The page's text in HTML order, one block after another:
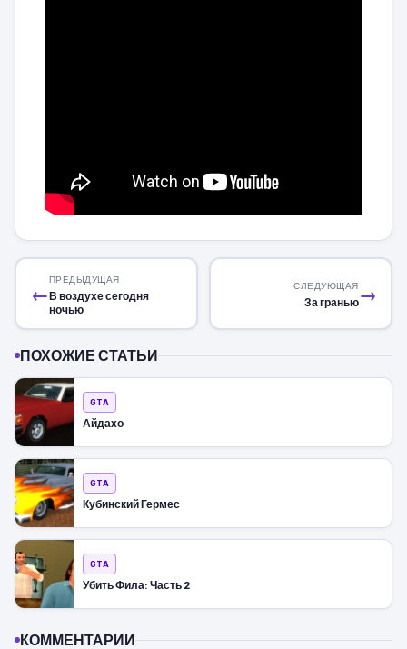
←
ПРЕДЫДУЩАЯ
В воздухе сегодня
ночью
→
СЛЕДУЮЩАЯ
За гранью
ПОХОЖИЕ СТАТЬИ
GTA
Айдахо
GTA
Кубинский Гермес
GTA
Убить Фила: Часть 2
КОММЕНТАРИИ